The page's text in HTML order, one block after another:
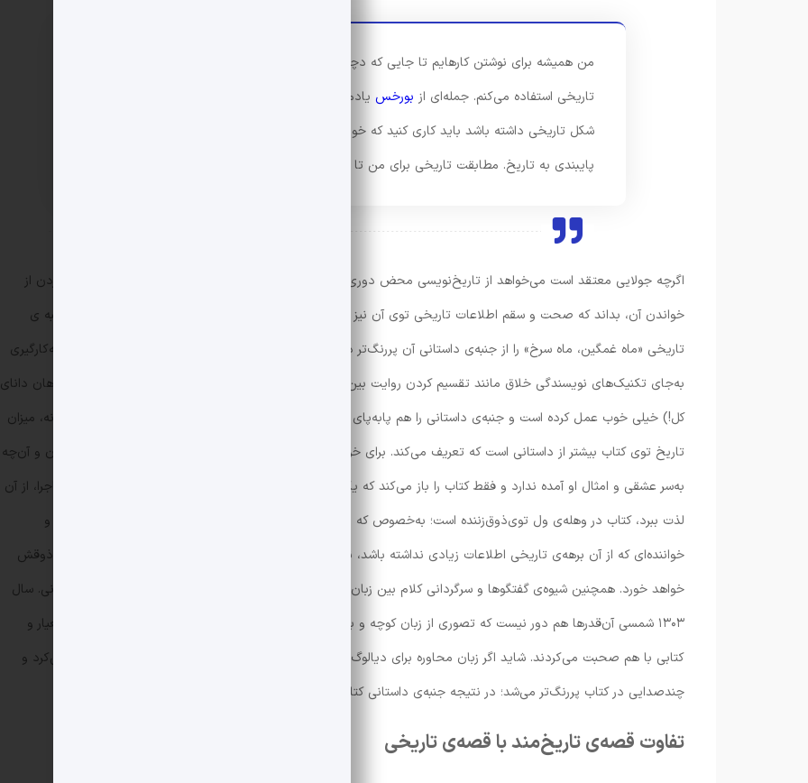
من همیشه برای نوشتن کارهایم تا جایی که دچار افتادن در چاله تاریخ‌نویسی نشوم از منابع
تاریخی استفاده می‌کنم. جمله‌ای از بورخس یادم مانده که اگر می‌خواهید داستانی بنویسید که
شکل تاریخی داشته باشد باید کاری کنید که خواننده و منتقد مچ‌تان را نگیرد. یعنی حداقلی از
پایبندی به تاریخ. مطابقت تاریخی برای من تا این حدش مهم است، نه بیشتر.
اگرچه جولایی معتقد است می‌خواهد از تاریخ‌نویسی محض دوری کند و صرفاً قصه‌ای به خواننده بدهد که او ضمن لذت بردن از
خواندن آن، بداند که صحت و سقم اطلاعات تاریخی توی آن نیز درست و تائید شده است، اما در یک نگاه کلی می‌توان جنبه ی
تاریخی «ماه غمگین، ماه سرخ» را از جنبه‌ی داستانی آن پررنگ‌تر دانست. اگرچه نویسنده در زمینه‌ی توصیف، خلق جزئیات، به‌کارگیری
به‌جای تکنیک‌های نویسندگی خلاق مانند تقسیم کردن روایت بین شخصیت‌های مختلف و شنیدن صدای آن‌ها (اگرچه با دهان دانای
کل!) خیلی خوب عمل کرده است و جنبه‌ی داستانی را هم پا‌به‌پای وجه تاریخی اثر پیش برده، اما باز هم در یک نگاه منصفانه، میزان
تاریخ توی کتاب بیشتر از داستانی است که تعریف می‌کند. برای خواننده‌ای که هیچ پیش‌زمینه‌ای از وضعیت ایران در آن دوران و آن‌چه
به‌سر عشقی و امثال او آمده ندارد و فقط کتاب را باز می‌کند که یک داستان خوانده باشد و بی‌توجه به تلخ یا شاد بودن ماجرا، از آن
لذت ببرد، کتاب در وهله‌ی ول توی‌ذوق‌زننده است؛ به‌خصوص که صفحات اول و دوم پر از اسم‌های واقعی و سنگین هستند و
خواننده‌ای که از آن برهه‌ی تاریخی اطلاعات زیادی نداشته باشد، نمی‌تواند با اثر صرفاً به‌عنوان یک قصه برخورد کند و توی ذوقش
خواهد خورد. همچنین شیوه‌ی گفتگوها و سرگردانی کلام بین زبان معیار و محاوره نیز متن را بیشتر تاریخی می کند تا داستانی. سال
۱۳۰۳ شمسی آن‌قدرها هم دور نیست که تصوری از زبان کوچه و بازار مردمش نداشته باشیم و تصور کنیم همه به شیوه‌ای معیار و
کتابی با هم صحبت می‌کردند. شاید اگر زبان محاوره برای دیالوگ‌ها انتخاب می‌شد، مسئله‌ی خلق لحن بیشتر خودنمایی می‌کرد و
چندصدایی در کتاب پررنگ‌تر می‌شد؛ در نتیجه جنبه‌ی داستانی کتاب نسبت به بارِ تاریخی آن، وضعیتی برابرتر پیدا می‌کرد.
تفاوت قصه‌ی تاریخ‌مند با قصه‌ی تاریخی